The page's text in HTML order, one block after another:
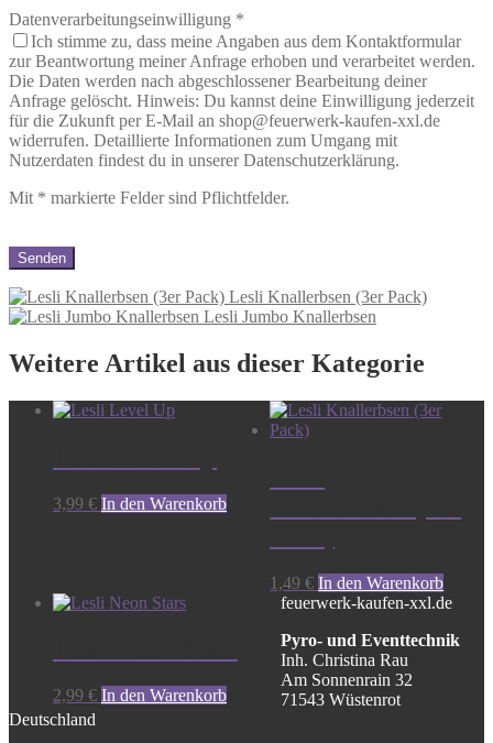
Datenverarbeitungseinwilligung *
Ich stimme zu, dass meine Angaben aus dem Kontaktformular
zur Beantwortung meiner Anfrage erhoben und verarbeitet werden.
Die Daten werden nach abgeschlossener Bearbeitung deiner
Anfrage gelöscht. Hinweis: Du kannst deine Einwilligung jederzeit
für die Zukunft per E-Mail an shop@feuerwerk-kaufen-xxl.de
widerrufen. Detaillierte Informationen zum Umgang mit
Nutzerdaten findest du in unserer Datenschutzerklärung.
Mit * markierte Felder sind Pflichtfelder.
Lesli Knallerbsen (3er Pack)
Lesli Jumbo Knallerbsen
Weitere Artikel aus dieser Kategorie
3,99 € In den Warenkorb
1,49€ In den Warenkorb
2,99 € In den Warenkorb
feuerwerk-kaufen-xxl.de
Pyro- und Eventtechnik
Inh. Christina Rau
Am Sonnenrain 32
71543 Wüstenrot
Deutschland